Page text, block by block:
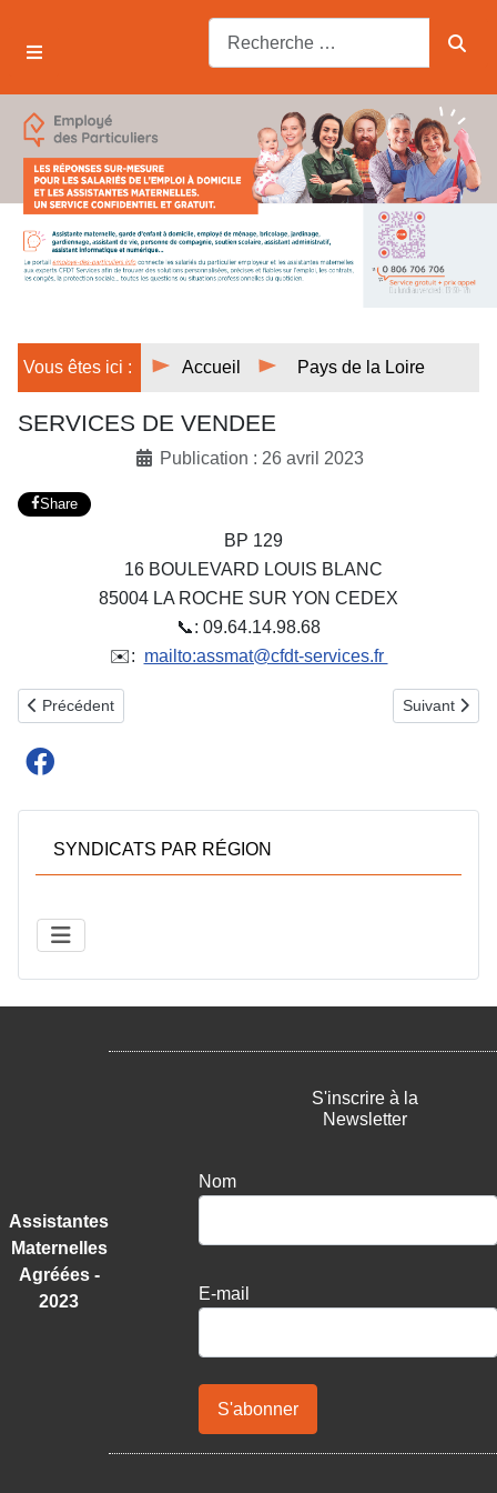
Vous êtes ici : Accueil Pays de la Loire
SERVICES DE VENDEE
Publication : 26 avril 2023
Share
BP 129
16 BOULEVARD LOUIS BLANC
85004 LA ROCHE SUR YON CEDEX
📞: 09.64.14.98.68
✉️: mailto:assmat@cfdt-services.fr
Article précédent : SYNDICAT CFDT SERVICES 49
Précédent Article
Suivant
SYNDICATS PAR RÉGION
Assistantes
Maternelles
Agréées -
2023
S'inscrire à la
Newsletter
Nom
E-mail
S'abonner